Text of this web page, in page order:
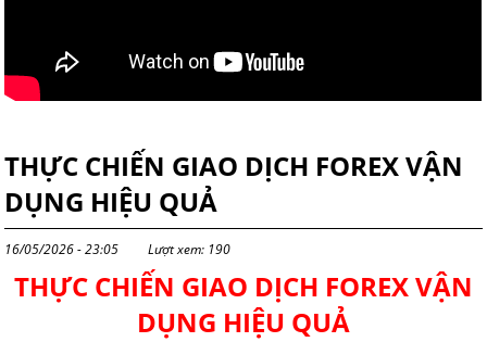
THỰC CHIẾN GIAO DỊCH FOREX VẬN
DỤNG HIỆU QUẢ
16/05/2026 - 23:05 Lượt xem: 190
THỰC CHIẾN GIAO DỊCH FOREX VẬN
DỤNG HIỆU QUẢ